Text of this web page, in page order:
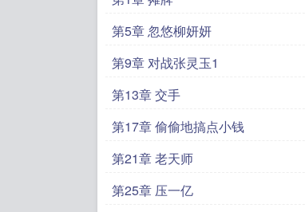
第5章 忽悠柳妍妍
第9章 对战张灵玉1
第13章 交手
第17章 偷偷地搞点小钱
第21章 老天师
第25章 压一亿